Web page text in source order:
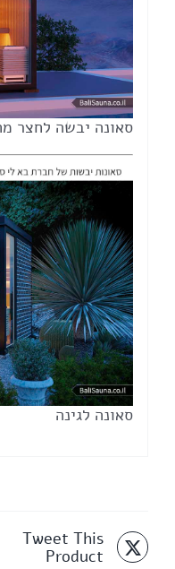
סאונה יבשה לחצר
סאונה לגינה
Tweet This
Product